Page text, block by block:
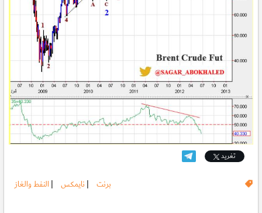
تغريد
برنت | نايمكس | النفط والغاز